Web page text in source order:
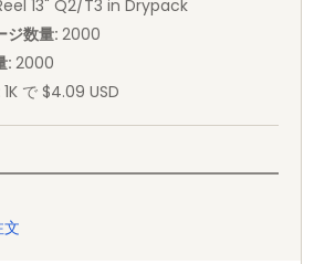
13" Q2/T3 in Drypack
ジ数量: 2000
: 2000
1K で $4.09 USD